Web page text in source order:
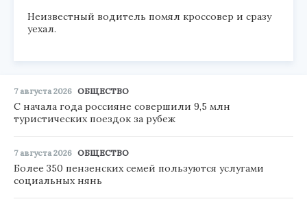
Неизвестный водитель помял кроссовер и сразу
уехал.
7 августа 2026 ОБЩЕСТВО
С начала года россияне совершили 9,5 млн
туристических поездок за рубеж
7 августа 2026 ОБЩЕСТВО
Более 350 пензенских семей пользуются услугами
социальных нянь